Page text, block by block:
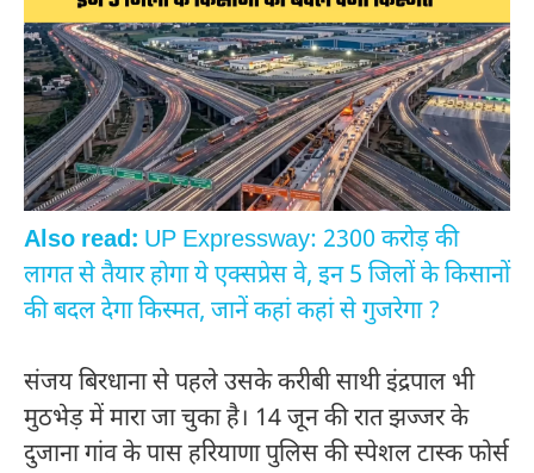
Also read: UP Expressway: 2300 करोड़ की
लागत से तैयार होगा ये एक्सप्रेस वे, इन 5 जिलों के किसानों
की बदल देगा किस्मत, जानें कहां कहां से गुजरेगा ?
संजय बिरधाना से पहले उसके करीबी साथी इंद्रपाल भी
मुठभेड़ में मारा जा चुका है। 14 जून की रात झज्जर के
दुजाना गांव के पास हरियाणा पुलिस की स्पेशल टास्क फोर्स